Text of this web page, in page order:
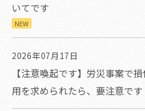
いてです
NEW
2026年07月17日
【注意喚起です】労災事案で
用を求められたら、要注意です